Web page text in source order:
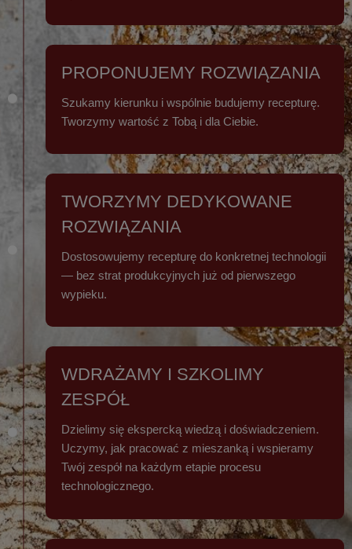
PROPONUJEMY ROZWIĄZANIA
Szukamy kierunku i wspólnie budujemy recepturę.
Tworzymy wartość z Tobą i dla Ciebie.
TWORZYMY DEDYKOWANE
ROZWIĄZANIA
Dostosowujemy recepturę do konkretnej technologii
— bez strat produkcyjnych już od pierwszego
wypieku.
WDRAŻAMY I SZKOLIMY
ZESPÓŁ
Dzielimy się ekspercką wiedzą i doświadczeniem.
Uczymy, jak pracować z mieszanką i wspieramy
Twój zespół na każdym etapie procesu
technologicznego.